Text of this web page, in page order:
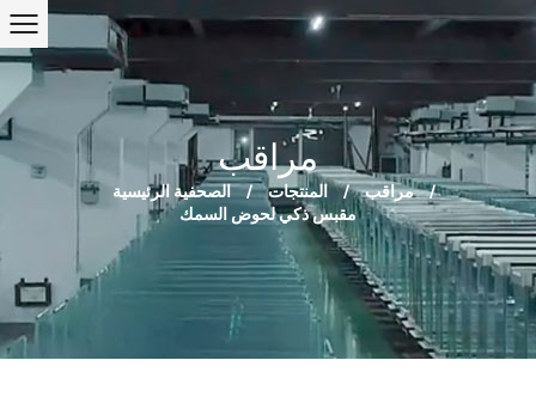
مراقب
الصحفية الرئيسية / المنتجات / مراقب /
مقبس ذكي لحوض السمك